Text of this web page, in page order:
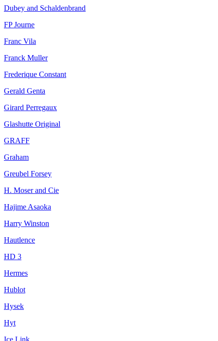
Dubey and Schaldenbrand
FP Journe
Franc Vila
Franck Muller
Frederique Constant
Gerald Genta
Girard Perregaux
Glashutte Original
GRAFF
Graham
Greubel Forsey
H. Moser and Cie
Hajime Asaoka
Harry Winston
Hautlence
HD 3
Hermes
Hublot
Hysek
Hyt